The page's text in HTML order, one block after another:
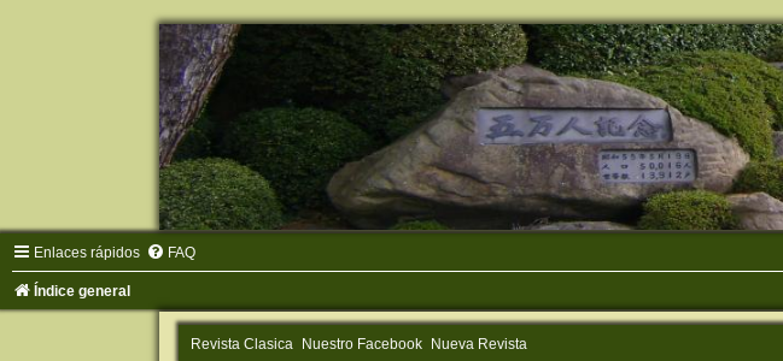
Enlaces rápidos FAQ
Índice general
Revista Clasica Nuestro Facebook Nueva Revista